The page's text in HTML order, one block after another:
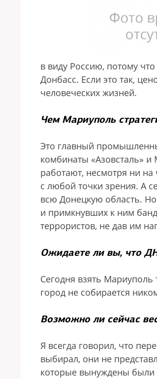
в виду Россию, потому
Донбасс. Если это так,
человеческих жизней.
Чем Мариуполь
Это главный
комбинаты «Азовсталь»
работают, несмотря ни на
с любой точки зрения. А
всю Донецкую область.
и примкнувших к ним
террористов, не дав им
Ожидаете ли вы, что
Сегодня взять
город не собирается
Возможно ли сейчас
Я всегда говорил, что
выбирал, они не
которые вынуждены были